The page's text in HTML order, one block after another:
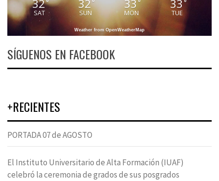
32°
SAT
32°
SUN
33 °
MON
33 °
TUE
Weather from OpenWeatherMap
SÍGUENOS EN FACEBOOK
+RECIENTES
PORTADA 07 de AGOSTO
El Instituto Universitario de Alta Formación (IUAF)
celebró la ceremonia de grados de sus posgrados